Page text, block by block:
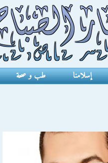
إسلامنا طب و صحة